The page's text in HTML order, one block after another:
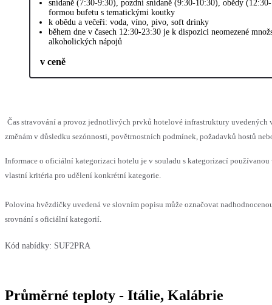
snídaně (7:30-9:30), pozdní snídaně (9:30-10:30), obědy
formou bufetu s tematickými koutky
k obědu a večeři: voda, víno, pivo, soft drinky
během dne v časech 12:30-23:30 je k dispozici neomezené
alkoholických nápojů
v ceně
Čas stravování a provoz jednotlivých prvků hotelové infrastruktury uvedených
změnám v důsledku sezónnosti, povětrnostních podmínek, požadavků hostů
Informace o oficiální kategorizaci hotelu je v souladu s kategorizací používanou
vlastní kritéria pro udělení konkrétní kategorie.
Polovina hvězdičky uvedená ve slovním popisu může označovat
srovnání s oficiální kategorií.
Kód nabídky: SUF2PRA
Průměrné teploty - Itálie, Kalábrie